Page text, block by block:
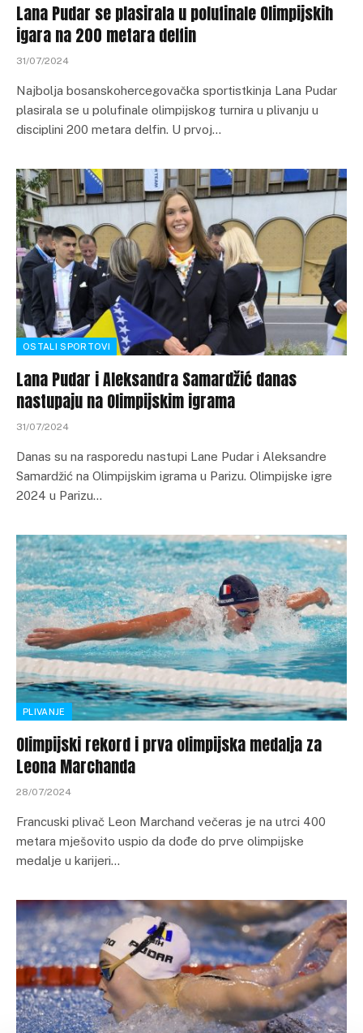
Lana Pudar se plasirala u polufinale Olimpijskih
igara na 200 metara delfin
31/07/2024
Najbolja bosanskohercegovačka sportistkinja Lana Pudar
plasirala se u polufinale olimpijskog turnira u plivanju u
disciplini 200 metara delfin. U prvoj…
OSTALI SPORTOVI
Lana Pudar i Aleksandra Samardžić danas
nastupaju na Olimpijskim igrama
31/07/2024
Danas su na rasporedu nastupi Lane Pudar i Aleksandre
Samardžić na Olimpijskim igrama u Parizu. Olimpijske igre
2024 u Parizu…
PLIVANJE
Olimpijski rekord i prva olimpijska medalja za
Leona Marchanda
28/07/2024
Francuski plivač Leon Marchand večeras je na utrci 400
metara mješovito uspio da dođe do prve olimpijske
medalje u karijeri…